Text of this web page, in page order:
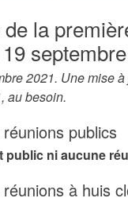
la
2021. Une mise
au besoin.
publics
public ni aucune
à huis